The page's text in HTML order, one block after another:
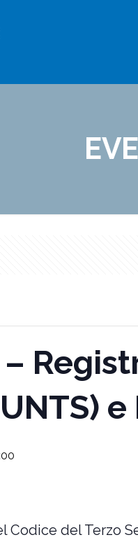
–
Codice del Terzo